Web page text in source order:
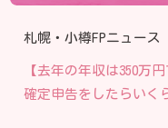
札幌・小樽FPニュース
【去年の年収は350万
確定申告をしたらいく